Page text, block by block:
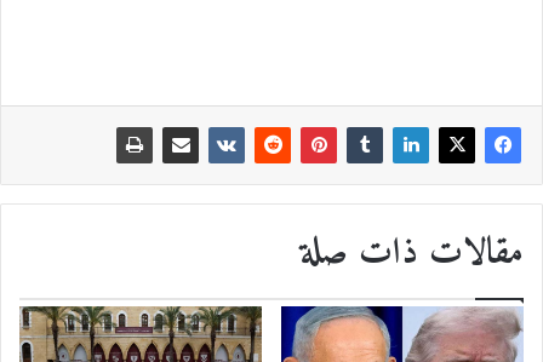
مقالات ذات صلة